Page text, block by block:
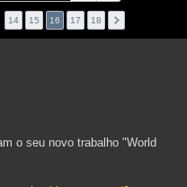
14 15 16 17 18
o seu novo trabalho "World